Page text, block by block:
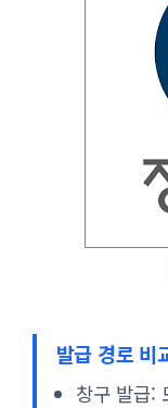
발급 경로 비
창구 발급: